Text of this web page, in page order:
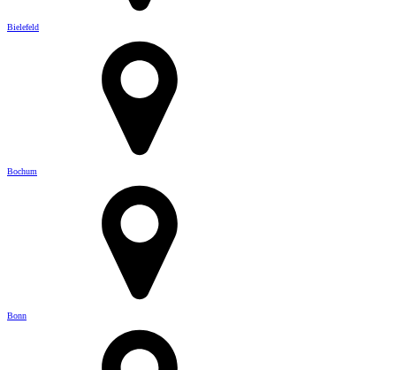
Bielefeld
Bochum
Bonn